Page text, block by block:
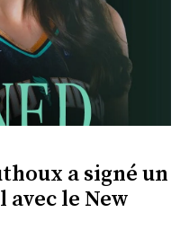
a signé un
le New